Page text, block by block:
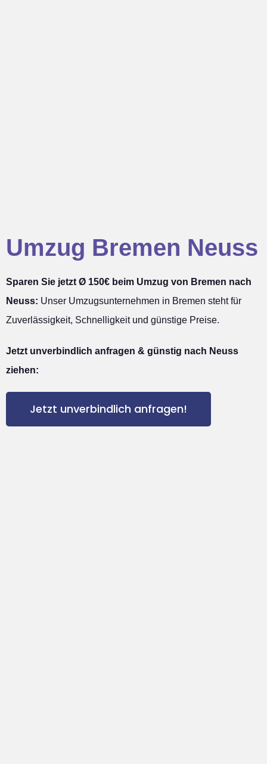
Umzug Bremen Neuss
Sparen Sie jetzt Ø 150€ beim Umzug von Bremen nach
Neuss: Unser Umzugsunternehmen in Bremen steht für
Zuverlässigkeit, Schnelligkeit und günstige Preise.
Jetzt unverbindlich anfragen & günstig nach Neuss
ziehen:
Jetzt unverbindlich anfragen!